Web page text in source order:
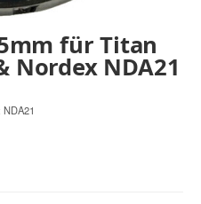
für Titan
Nordex NDA21